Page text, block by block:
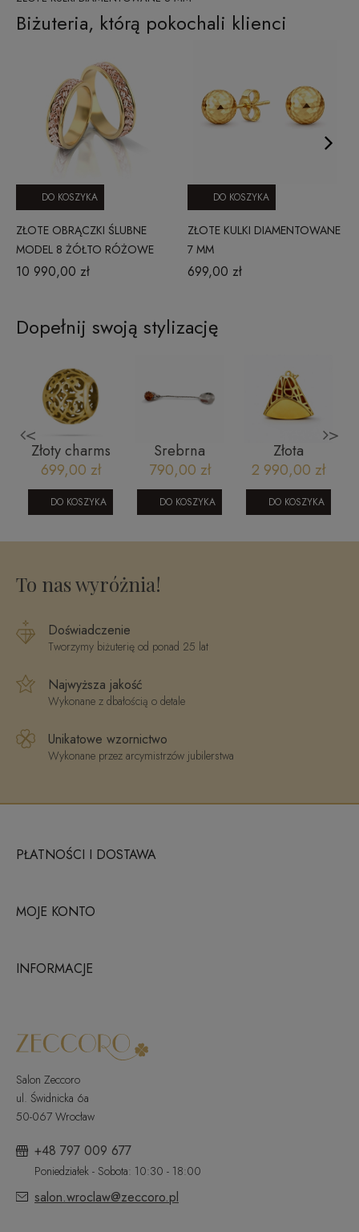
Biżuteria, którą pokochali klienci
ZŁOTE OBRĄCZKI ŚLUBNE
MODEL 8 ŻÓŁTO RÓŻOWE
ZŁOTO
10 990,00 zł
DO KOSZYKA
ZŁOTE KULKI DIAMENTOWANE
7 MM
699,00 zł
DO KOSZYKA
Dopełnij swoją stylizację
<
Złoty charms
ażurowy 585 -
mistyczne
wzory i
złociste blaski
699,00 zł
DO KOSZYKA
Srebrna
łyżeczka z
bursztynem
790,00 zł
DO KOSZYKA
Złota
zawieszka w
kształcie
piramidy
2 990,00 zł
DO KOSZYKA
>
To nas wyróżnia!
Doświadczenie
Tworzymy biżuterię od ponad 25 lat
Najwyższa jakość
Wykonane z dbałością o detale
Unikatowe wzornictwo
Wykonane przez arcymistrzów jubilerstwa
PŁATNOŚCI I DOSTAWA
MOJE KONTO
INFORMACJE
Salon Zeccoro
ul. Świdnicka 6a
50-067 Wrocław
+48 797 009 677
Poniedziałek - Sobota: 10:30 - 18:00
salon.wroclaw@zeccoro.pl